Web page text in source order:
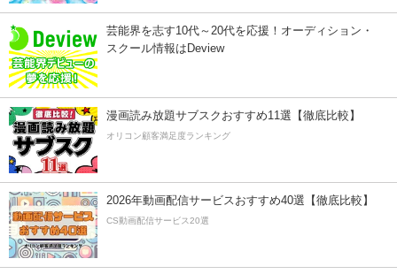
芸能界を志す10代～20代を応援！オーディション・
スクール情報はDeview
漫画読み放題サブスクおすすめ11選【徹底比較】
オリコン顧客満足度ランキング
2026年動画配信サービスおすすめ40選【徹底比較】
CS動画配信サービス20選